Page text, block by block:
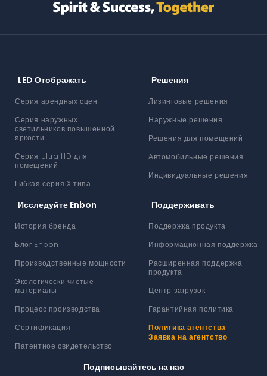
LED Отображать
Серия арендных сцен
Серия наружных
светильников повышенной
яркости
Серия Ultra HD для
помещений
Гибкая серия X типа
Решения
Лизинговые решения
Наружные решения
Решения для помещений
Автомобильные решения
Индивидуальные решения
Исследуйте Enbon
История бренда
Блог Enbon
Производственные мощности
Экологически чистые
материалы
Процесс производства
Сертификация
Патентное свидетельство
Поддерживать
Поддержка продукта
Информационная поддержка
Расширенная поддержка
продукта
Центр загрузок
Гарантийная политика
Политика агентства
Заявка на агентство
Подписывайтесь на нас